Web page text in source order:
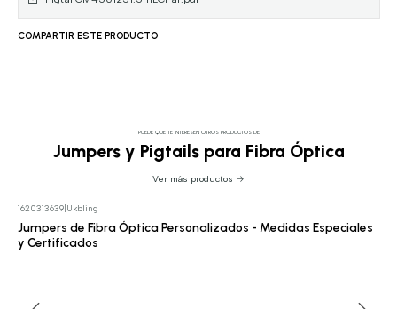
COMPARTIR ESTE PRODUCTO
PUEDE QUE TE INTERESEN OTROS PRODUCTOS DE
Jumpers y Pigtails para Fibra Óptica
Ver más productos
1620313639| Ukbling
Jumpers de Fibra Óptica Personalizados - Medidas Especiales
y Certificados